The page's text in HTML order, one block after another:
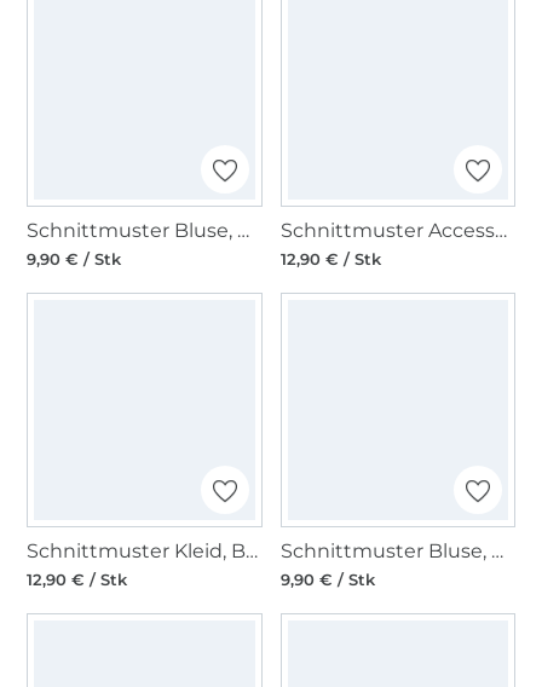
Schnittmuster Bluse, Burda 5646
9,90 € / Stk
Schnittmuster Accessoires, Burda 5634
12,90 € / Stk
Schnittmuster Kleid, Burda 5628
12,90 € / Stk
Schnittmuster Bluse, Burda 5709
9,90 € / Stk